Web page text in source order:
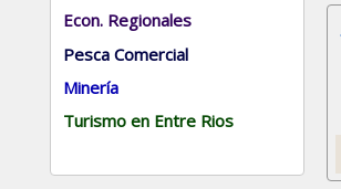
Econ. Regionales
Pesca Comercial
Minería
Turismo en Entre Rios